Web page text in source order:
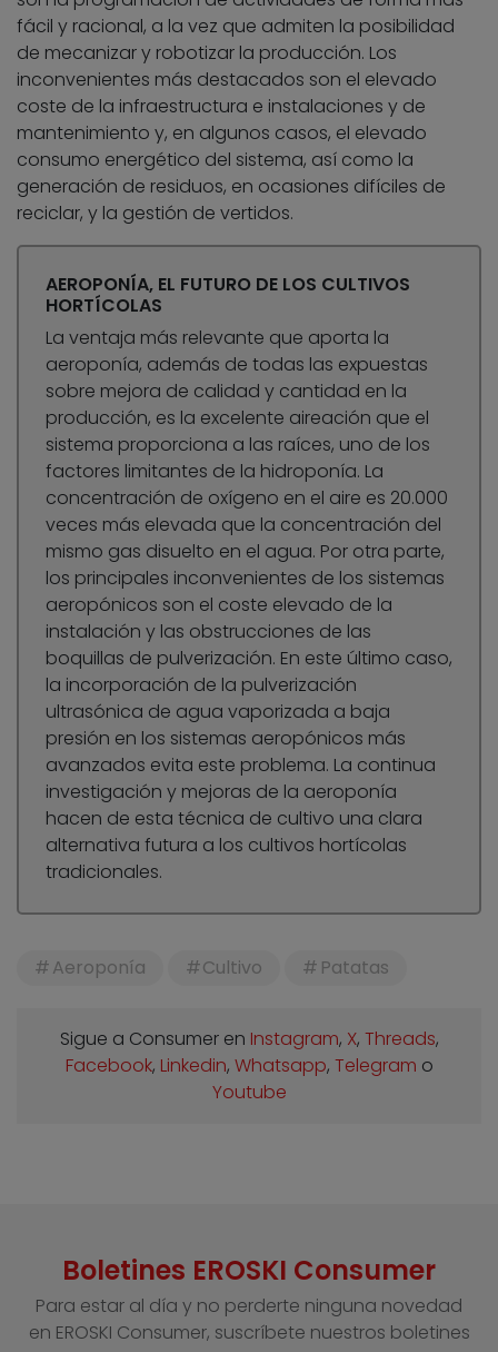
fácil y racional, a la vez que admiten la posibilidad
de mecanizar y robotizar la producción. Los
inconvenientes más destacados son el elevado
coste de la infraestructura e instalaciones y de
mantenimiento y, en algunos casos, el elevado
consumo energético del sistema, así como la
generación de residuos, en ocasiones difíciles de
reciclar, y la gestión de vertidos.
AEROPONÍA, EL FUTURO DE LOS CULTIVOS
HORTÍCOLAS
La ventaja más relevante que aporta la
aeroponía, además de todas las expuestas
sobre mejora de calidad y cantidad en la
producción, es la excelente aireación que el
sistema proporciona a las raíces, uno de los
factores limitantes de la hidroponía. La
concentración de oxígeno en el aire es 20.000
veces más elevada que la concentración del
mismo gas disuelto en el agua. Por otra parte,
los principales inconvenientes de los sistemas
aeropónicos son el coste elevado de la
instalación y las obstrucciones de las
boquillas de pulverización. En este último caso,
la incorporación de la pulverización
ultrasónica de agua vaporizada a baja
presión en los sistemas aeropónicos más
avanzados evita este problema. La continua
investigación y mejoras de la aeroponía
hacen de esta técnica de cultivo una clara
alternativa futura a los cultivos hortícolas
tradicionales.
Aeroponía Cultivo Patatas
Sigue a Consumer en Instagram, X, Threads,
Facebook, Linkedin, Whatsapp, Telegram o
Youtube
Boletines EROSKI Consumer
Para estar al día y no perderte ninguna novedad
en EROSKI Consumer, suscríbete nuestros boletines